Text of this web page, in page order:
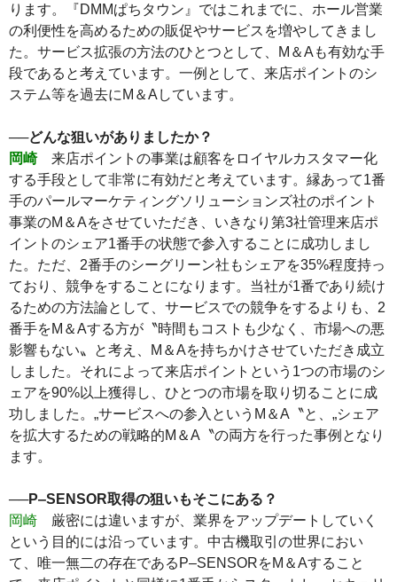
ります。『DMMぱちタウン』ではこれまでに、ホール営業
の利便性を高めるための販促やサービスを増やしてきまし
た。サービス拡張の方法のひとつとして、M＆Aも有効な手
段であると考えています。一例として、来店ポイントのシ
ステム等を過去にM＆Aしています。
──どんな狙いがありましたか？
岡崎来店ポイントの事業は顧客をロイヤルカスタマー化
する手段として非常に有効だと考えています。縁あって1番
手のパールマーケティングソリューションズ社のポイント
事業のM＆Aをさせていただき、いきなり第3社管理来店ポ
イントのシェア1番手の状態で参入することに成功しまし
た。ただ、2番手のシーグリーン社もシェアを35%程度持っ
ており、競争をすることになります。当社が1番であり続け
るための方法論として、サービスでの競争をするよりも、2
番手をM＆Aする方が〝時間もコストも少なく、市場への悪
影響もない〟と考え、M＆Aを持ちかけさせていただき成立
しました。それによって来店ポイントという1つの市場のシ
ェアを90%以上獲得し、ひとつの市場を取り切ることに成
功しました。„サービスへの参入というM＆A〝と、„シェア
を拡大するための戦略的M＆A〝の両方を行った事例となり
ます。
──P‒SENSOR取得の狙いもそこにある？
岡崎 厳密には違いますが、業界をアップデートしていく
という目的には沿っています。中古機取引の世界におい
て、唯一無二の存在であるP‒SENSORをM＆Aすること